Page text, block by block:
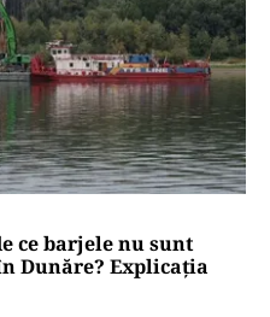
ce barjele nu sunt
Dunăre? Explicația